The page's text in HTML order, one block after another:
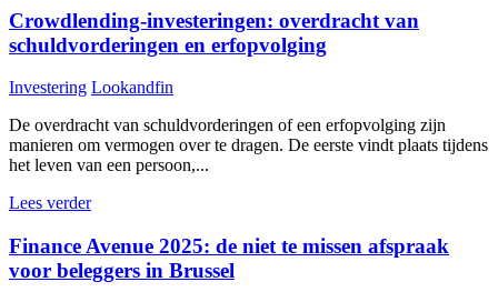
Crowdlending-investeringen: overdracht van
schuldvorderingen en erfopvolging
Investering Lookandfin
De overdracht van schuldvorderingen of een erfopvolging zijn
manieren om vermogen over te dragen. De eerste vindt plaats tijdens
het leven van een persoon,...
Lees verder
Finance Avenue 2025: de niet te missen afspraak
voor beleggers in Brussel